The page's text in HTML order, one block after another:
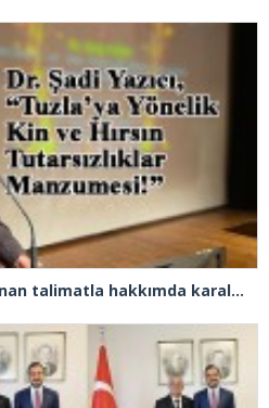
Şadi Yazıcı, “Silivri’den alınan talimatla hakkımda karalama kampanyası yürütülüyor”